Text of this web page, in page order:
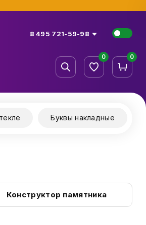
8 495 721-59-98
0 0
Буквы накладные
Конструктор памятника